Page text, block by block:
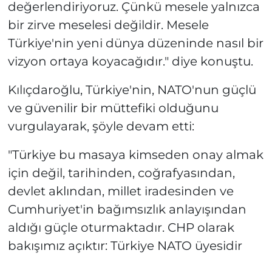
değerlendiriyoruz. Çünkü mesele yalnızca
bir zirve meselesi değildir. Mesele
Türkiye'nin yeni dünya düzeninde nasıl bir
vizyon ortaya koyacağıdır." diye konuştu.
Kılıçdaroğlu, Türkiye'nin, NATO'nun güçlü
ve güvenilir bir müttefiki olduğunu
vurgulayarak, şöyle devam etti:
"Türkiye bu masaya kimseden onay almak
için değil, tarihinden, coğrafyasından,
devlet aklından, millet iradesinden ve
Cumhuriyet'in bağımsızlık anlayışından
aldığı güçle oturmaktadır. CHP olarak
bakışımız açıktır: Türkiye NATO üyesidir